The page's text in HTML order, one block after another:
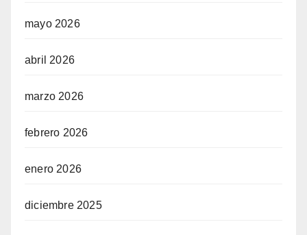
mayo 2026
abril 2026
marzo 2026
febrero 2026
enero 2026
diciembre 2025